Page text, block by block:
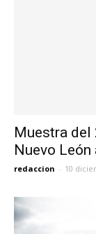
Muestra del
Nuevo León
redaccion - 10